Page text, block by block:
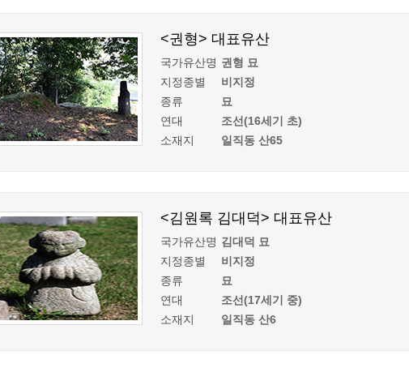
정보통신설비 유지보수·관리 제도
정보통신 사용전 검사
행정규제 개혁
적극행정
광명시민대상
고향사랑기부제
<권형> 대표유산
국가유산명 권형 묘
지정종별
비지정
종류
묘
연대
조선(16세기 초)
소재지
일직동 산65
<김원록 김대덕> 대표유산
국가유산명 김대덕 묘
지정종별
비지정
종류
묘
연대
조선(17세기 중)
소재지
일직동 산6